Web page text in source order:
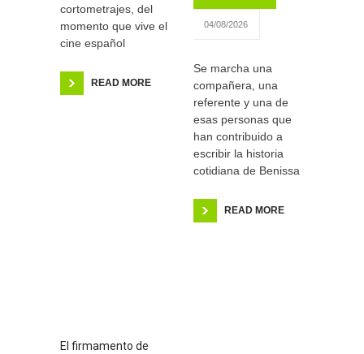
cortometrajes, del
momento que vive el
cine español
READ MORE
04/08/2026
Se marcha una
compañera, una
referente y una de
esas personas que
han contribuido a
escribir la historia
cotidiana de Benissa
READ MORE
El firmamento de